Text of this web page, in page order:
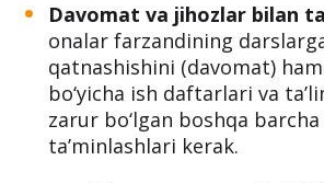
Davomat va jihozlar bilan
onalar farzandining
qatnashishini (davomat)
bo‘yicha ish daftarlari va
zarur bo‘lgan boshqa
ta’minlashlari kerak.